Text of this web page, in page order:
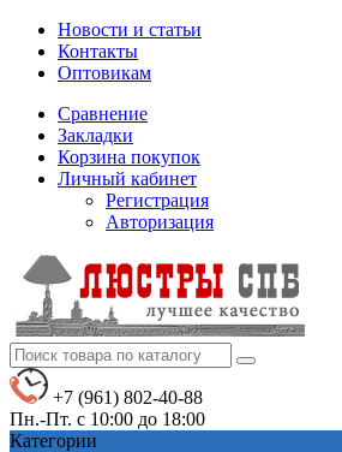
Новости и статьи
Контакты
Оптовикам
Сравнение
Закладки
Корзина покупок
Личный кабинет
Регистрация
Авторизация
+7 (961) 802-40-88
Пн.-Пт. с 10:00 до 18:00
Категории